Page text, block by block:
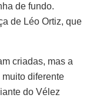
de fundo.
de Léo Ortiz, que
criadas, mas a
diferente
do Vélez